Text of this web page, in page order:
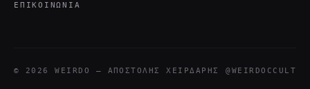
ΕΠΙΚΟΙΝΩΝΊΑ
© 2026 WEIRDO — ΑΠΟΣΤΌΛΗΣ ΧΕΙΡΔΆΡΗΣ @WEIRDOCCULT